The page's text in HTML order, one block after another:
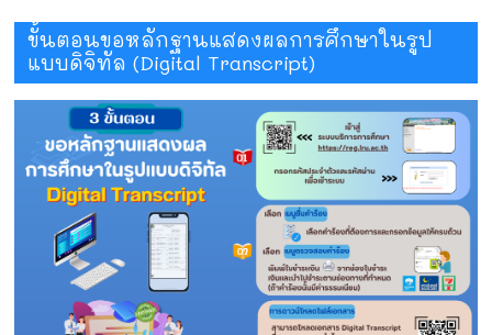
ขั้นตอนขอหลักฐานแสดงผลการศึกษาในรูป
แบบดิจิทัล (Digital Transcript)